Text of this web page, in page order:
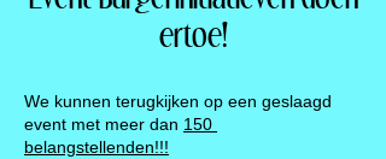
ertoe!
We kunnen terugkijken op een geslaagd
event met meer dan 150
belangstellenden!!!